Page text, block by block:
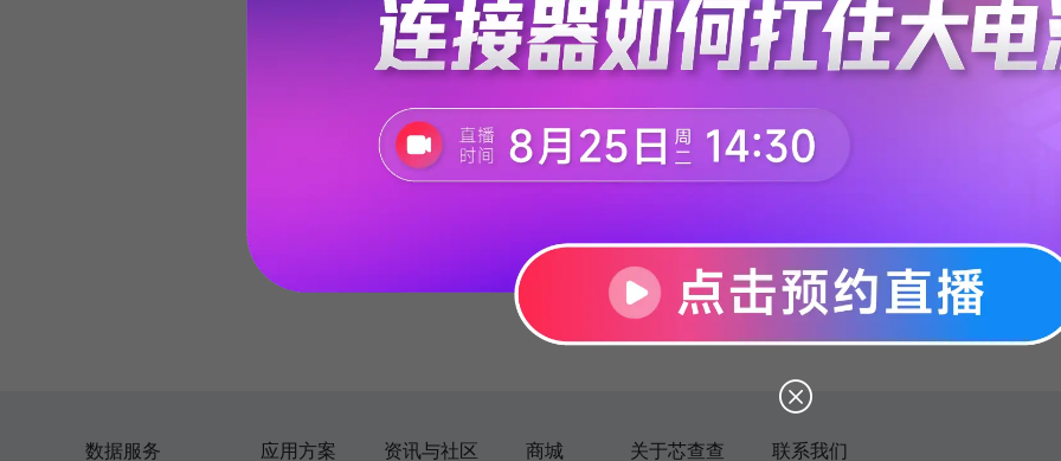
没有找到相关信息
数据服务 应用方案 资讯与社区 商城 关于芯查查 联系我们